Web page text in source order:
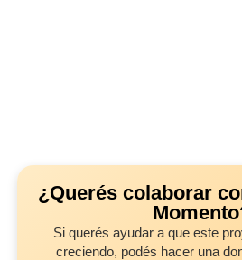
¿Querés colaborar
Si querés ayudar a que este
creciendo, podés hacer una